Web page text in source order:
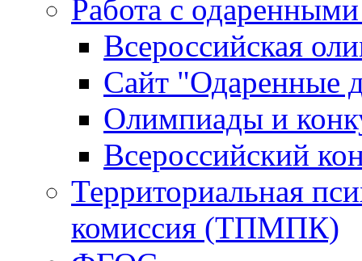
Работа с
Всероссийская
Сайт "Одаренные
Олимпиады и
Всероссийский
Территориальная
комиссия (ТПМПК)